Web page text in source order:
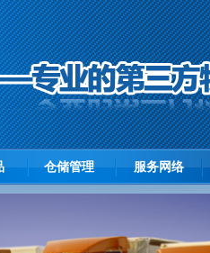
仓储管理 服务网络